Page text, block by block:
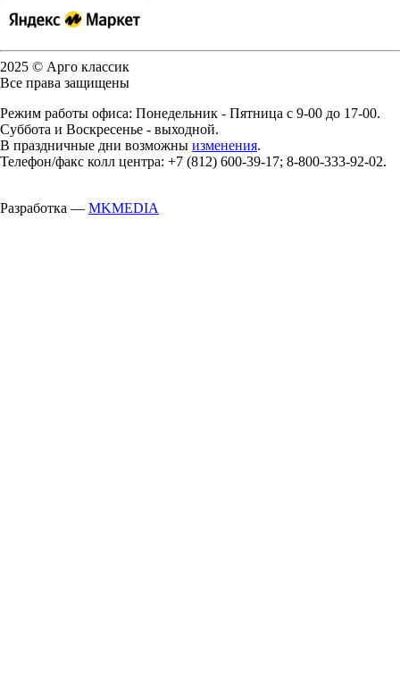
2025 © Арго классик
Все права защищены
Режим работы офиса: Понедельник - Пятница с 9-00 до 17-00.
Суббота и Воскресенье - выходной.
В праздничные дни возможны изменения.
Телефон/факс колл центра: +7 (812) 600-39-17; 8-800-333-92-02.
Разработка — MKMEDIA